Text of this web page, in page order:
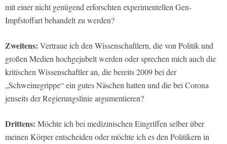
mit einer nicht genügend erforschten experimentellen Gen-
Impfstoffart behandelt zu werden?
Zweitens: Vertraue ich den Wissenschaftlern, die von Politik und
großen Medien hochgejubelt werden oder sprechen mich auch die
kritischen Wissenschaftler an, die bereits 2009 bei der
„Schweinegrippe“ ein gutes Näschen hatten und die bei Corona
jenseits der Regierungslinie argumentieren?
Drittens: Möchte ich bei medizinischen Eingriffen selber über
meinen Körper entscheiden oder möchte ich es den Politikern in